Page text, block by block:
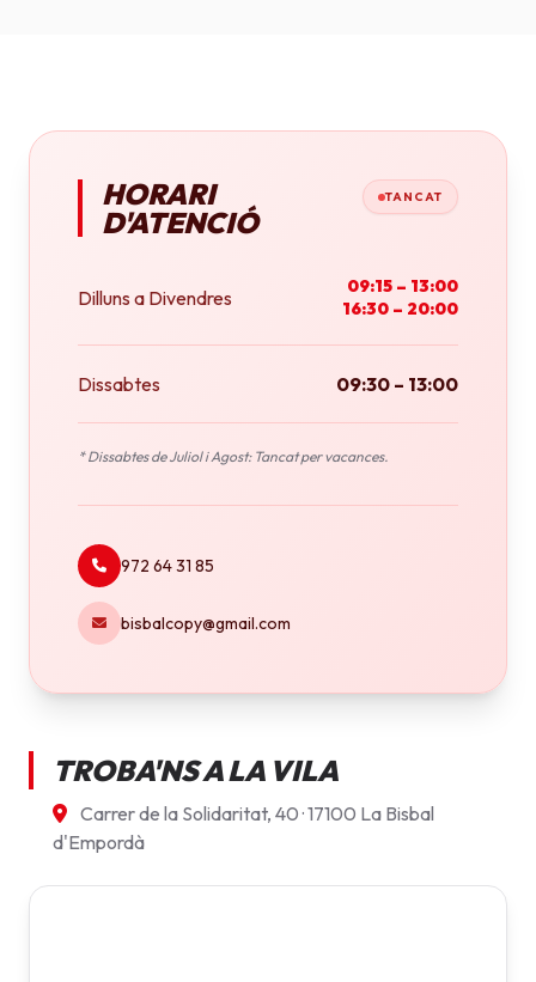
HORARI
D'ATENCIÓ
TANCAT
Dilluns a Divendres
09:15 – 13:00
16:30 – 20:00
Dissabtes 09:30 – 13:00
* Dissabtes de Juliol i Agost: Tancat per vacances.
972 64 31 85
bisbalcopy@gmail.com
TROBA'NS A LA VILA
Carrer de la Solidaritat, 40 · 17100 La Bisbal
d'Empordà